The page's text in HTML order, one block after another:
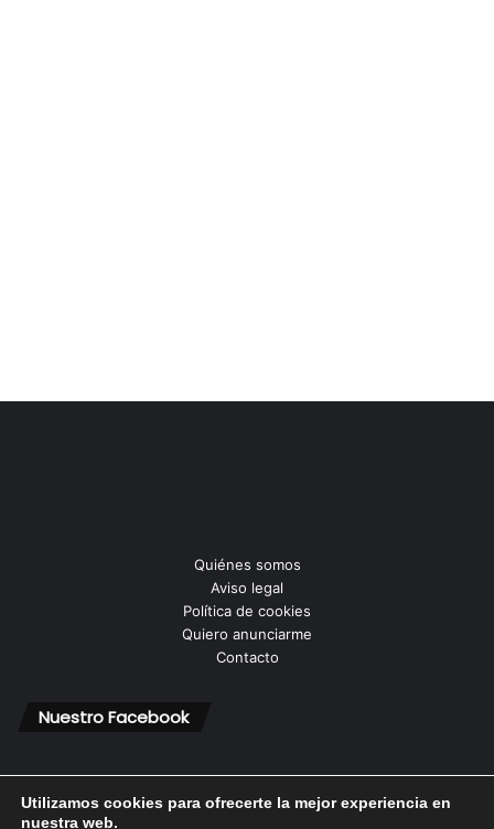
Quiénes somos
Aviso legal
Política de cookies
Quiero anunciarme
Contacto
Nuestro Facebook
Utilizamos cookies para ofrecerte la mejor experiencia en
nuestra web.